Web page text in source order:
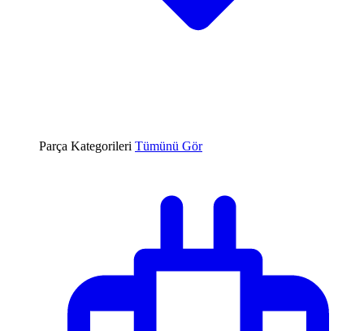
Parça Kategorileri Tümünü Gör